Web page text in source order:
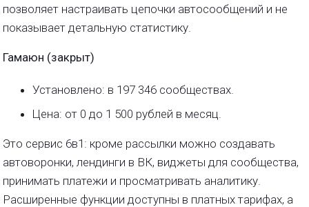
позволяет настраивать цепочки автосообщений и не
показывает детальную статистику.
Гамаюн (закрыт)
Установлено: в 197 346 сообществах.
Цена: от 0 до 1 500 рублей в месяц.
Это сервис 6в1: кроме рассылки можно создавать
автоворонки, лендинги в ВК, виджеты для сообщества,
принимать платежи и просматривать аналитику.
Расширенные функции доступны в платных тарифах, а